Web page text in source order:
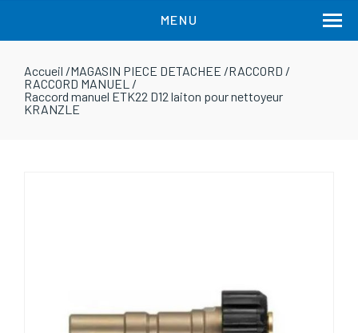
MENU
Accueil /MAGASIN PIECE DETACHEE /RACCORD /
RACCORD MANUEL /
Raccord manuel ETK22 D12 laiton pour nettoyeur
KRANZLE